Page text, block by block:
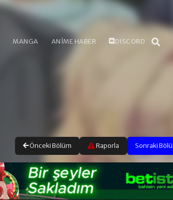
MANGA ANİME HABER DISCORD
Önceki Bölüm Raporla Sonraki